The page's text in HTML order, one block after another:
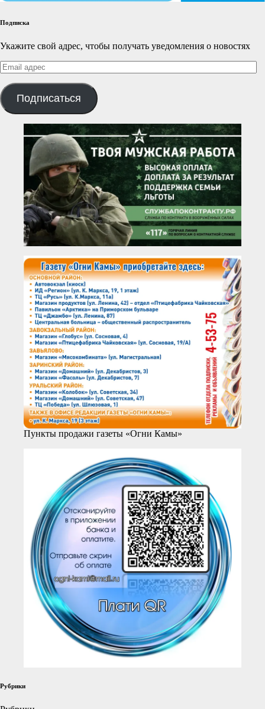
Подписка
Укажите свой адрес, чтобы получать уведомления о новостях
Email
адрес
Подписаться
Пункты продажи газеты «Огни Камы»
Рубрики